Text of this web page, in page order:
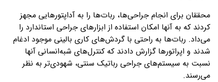
محققان برای انجام جراحی‌ها، ربات‌ها را به آداپتورهایی مجهز
کردند که به آنها امکان استفاده از ابزارهای جراحی استاندارد را
می‌داد. ربات‌ها به راحتی با گردش‌های کاری بالینی موجود ادغام
شدند و اپراتورها گزارش دادند که کنترل‌های شبه‌انسانی آنها
نسبت به سیستم‌های جراحی رباتیک سنتی، شهودی‌تر به نظر
می‌رسند.